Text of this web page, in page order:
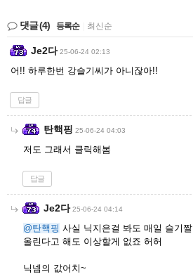
댓글(4) 등록순 최신순
Je2다 25-06-24 02:13
어!! 하루한번 강슬기씨가 아니잖아!!
답글
탄핵핑 25-06-24 04:03
저도 그래서 클릭해봄
답글
Je2다 25-06-24 04:14
@탄핵핑 사실 닉지은걸 봐도 매일 슬기짤
올린다고 해도 이상할게 없죠 허허
닉넴의 값어치~